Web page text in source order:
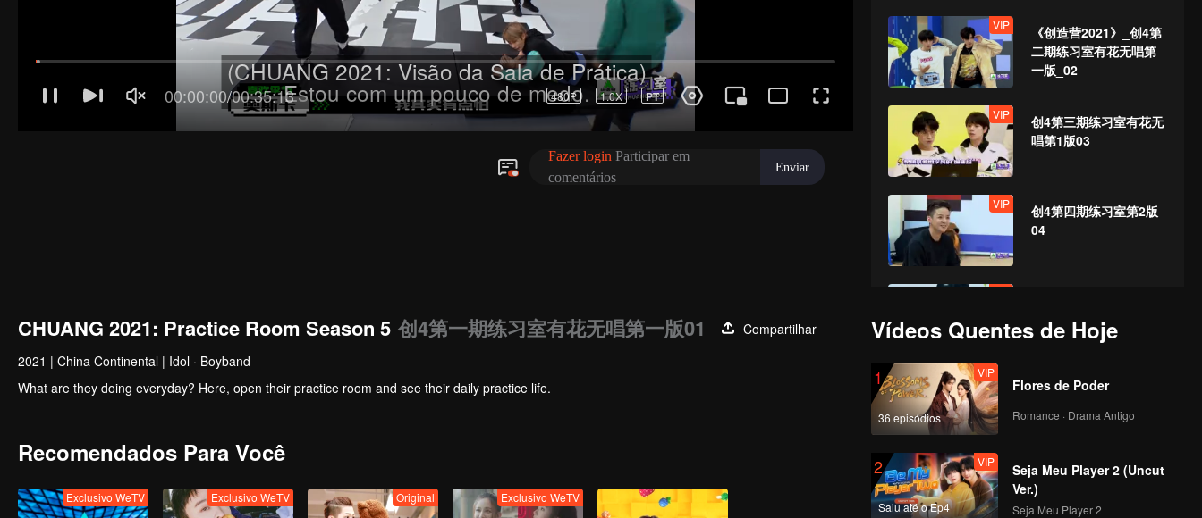
VIP
《创造营2021》_创4第
二期练习室有花无唱第
一版_02
VIP
创4第三期练习室有花无
唱第1版03
VIP
创4第四期练习室第2版
04
传-841767546752
VIP
创4第六期练习室有花无
唱第一版06
VIP
介质id上
传-844875484280
CHUANG 2021: Practice Room Season 5 创4第一期练习室有花无唱第一版01
Compartilhar
2021 | China Continental | Idol · Boyband
What are they doing everyday? Here, open their practice room and see their daily practice life.
Recomendados Para Você
Exclusivo WeTV Exclusivo WeTV Original Exclusivo WeTV
Vídeos Quentes de Hoje
1
36 episódios
VIP
Flores de Poder
Romance · Drama Antigo
2
Saiu até o Ep4
VIP
Seja Meu Player 2 (Uncut
Ver.)
Seja Meu Player 2